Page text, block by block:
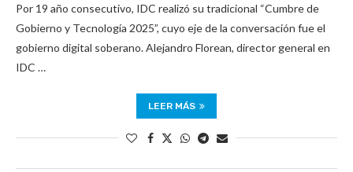
Por 19 año consecutivo, IDC realizó su tradicional “Cumbre de
Gobierno y Tecnología 2025”, cuyo eje de la conversación fue el
gobierno digital soberano. Alejandro Florean, director general en
IDC …
LEER MÁS